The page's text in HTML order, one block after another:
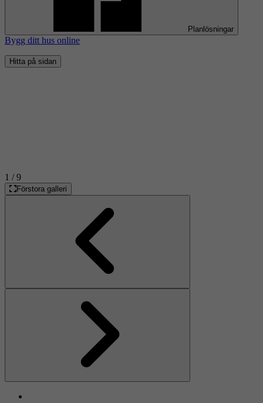
Planlösningar
Bygg ditt hus online
Hitta på sidan
1 / 9
Förstora galleri
Föregående
Nästa